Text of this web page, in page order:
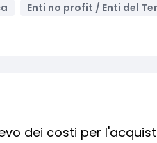
Enti no profit / Enti del
dei costi per